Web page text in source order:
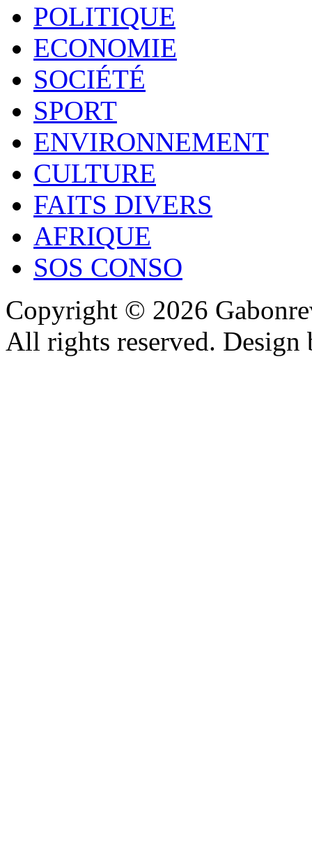
POLITIQUE
ECONOMIE
SOCIÉTÉ
SPORT
ENVIRONNEMENT
CULTURE
FAITS DIVERS
AFRIQUE
SOS CONSO
Copyright © 2026
All rights reserved.